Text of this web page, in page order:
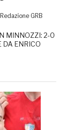
Redazione GRB
MINNOZZI: 2-0
DA ENRICO